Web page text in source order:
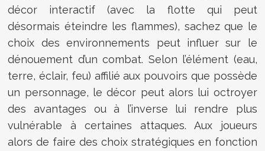
décor interactif (avec la flotte qui peut
désormais éteindre les flammes), sachez que le
choix des environnements peut influer sur le
dénouement d’un combat. Selon l’élément (eau,
terre, éclair, feu) affilié aux pouvoirs que possède
un personnage, le décor peut alors lui octroyer
des avantages ou à l’inverse lui rendre plus
vulnérable à certaines attaques. Aux joueurs
alors de faire des choix stratégiques en fonction